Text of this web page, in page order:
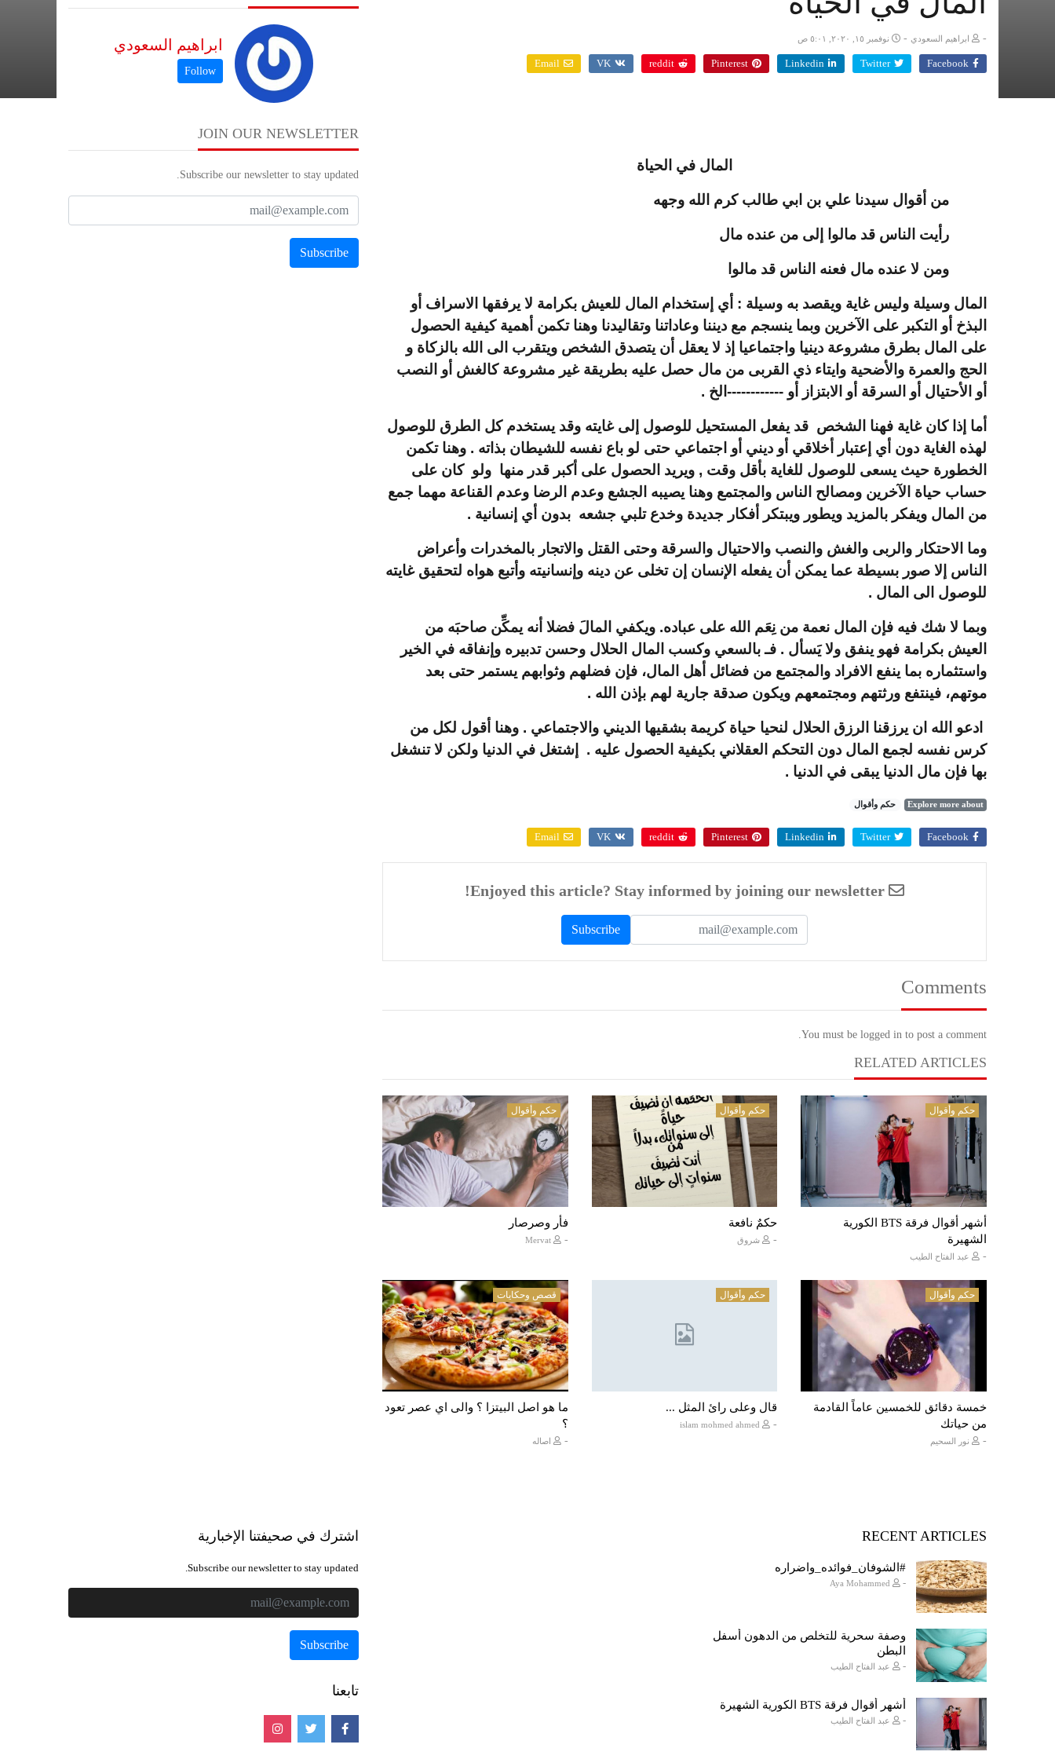
- ابراهيم السعودي - نوفمبر ١٥, ٢٠٢٠, ٥:٠١ ص
Facebook
Twitter
Linkedin
Pinterest
reddit
VK
Email
المال في الحياة
من أقوال سيدنا علي بن ابي طالب كرم الله وجهه
رأيت الناس قد مالوا إلى من عنده مال
ومن لا عنده مال فعنه الناس قد مالوا
المال وسيلة وليس غاية ويقصد به وسيلة : أي إستخدام المال للعيش بكرامة لا يرفقها الاسراف أو
البذخ أو التكبر على الآخرين وبما ينسجم مع ديننا وعاداتنا وتقاليدنا وهنا تكمن أهمية كيفية الحصول
على المال بطرق مشروعة دينيا واجتماعيا إذ لا يعقل أن يتصدق الشخص ويتقرب الى الله بالزكاة و
الحج والعمرة والأضحية وايتاء ذي القربى من مال حصل عليه بطريقة غير مشروعة كالغش أو النصب
أو الأحتيال أو السرقة أو الابتزاز أو ------------الخ .
أما إذا كان غاية فهنا الشخص قد يفعل المستحيل للوصول إلى غايته وقد يستخدم كل الطرق للوصول
لهذه الغاية دون أي إعتبار أخلاقي أو ديني أو اجتماعي حتى لو باع نفسه للشيطان بذاته . وهنا تكمن
الخطورة حيث يسعى للوصول للغاية بأقل وقت , ويريد الحصول على أكبر قدر منها ولو كان على
حساب حياة الآخرين ومصالح الناس والمجتمع وهنا يصيبه الجشع وعدم الرضا وعدم القناعة مهما جمع
من المال ويفكر بالمزيد ويطور ويبتكر أفكار جديدة وخدع تلبي جشعه بدون أي إنسانية .
وما الاحتكار والربى والغش والنصب والاحتيال والسرقة وحتى القتل والاتجار بالمخدرات وأعراض
الناس إلا صور بسيطة عما يمكن أن يفعله الإنسان إن تخلى عن دينه وإنسانيته وأتبع هواه لتحقيق غايته
للوصول الى المال .
وبما لا شك فيه فإن المال نعمة من نِعَم الله على عباده. ويكفي المالَ فضلا أنه يمكِّن صاحبَه من
العيش بكرامة فهو ينفق ولا يَسأل . فـ بالسعي وكسب المال الحلال وحسن تدبيره وإنفاقه في الخير
واستثماره بما ينفع الافراد والمجتمع من فضائل أهل المال، فإن فضلهم وثوابهم يستمر حتى بعد
موتهم، فينتفع ورثتهم ومجتمعهم ويكون صدقة جارية لهم بإذن الله .
ادعو الله ان يرزقنا الرزق الحلال لنحيا حياة كريمة بشقيها الديني والاجتماعي . وهنا أقول لكل من
كرس نفسه لجمع المال دون التحكم العقلاني بكيفية الحصول عليه . إشتغل في الدنيا ولكن لا تنشغل
بها فإن مال الدنيا يبقى في الدنيا .
Explore more about حكم وأقوال
Facebook
Twitter
Linkedin
Pinterest
reddit
VK
Email
Comments
You must be logged in to post a comment.
RELATED ARTICLES
حكم وأقوال
أشهر أقوال فرقة BTS الكورية
الشهيرة
- عبد الفتاح الطيب
حكم وأقوال
حكمٌ نافعة
- شروق
حكم وأقوال
فأر وصرصار
-
Mervat
حكم وأقوال
خمسة دقائق للخمسين عاماً القادمة
من حياتك
- نور السحيم
حكم وأقوال
قال وعلى رائ المثل ...
-
islam mohmed ahmed
قصص وحكايات
ما هو اصل البيتزا ؟ والى اي عصر تعود
؟
- اصاله
ابراهيم السعودي
JOIN OUR NEWSLETTER
Subscribe our newsletter to stay updated.
RECENT ARTICLES
#الشوفان_فوائده_واضراره
-
وصفة سحرية للتخلص من الدهون أسفل
البطن
- عبد الفتاح الطيب
أشهر أقوال فرقة BTS الكورية الشهيرة
- عبد الفتاح الطيب
اشترك في صحيفتنا الإخبارية
Subscribe our newsletter to stay updated.
تابعنا